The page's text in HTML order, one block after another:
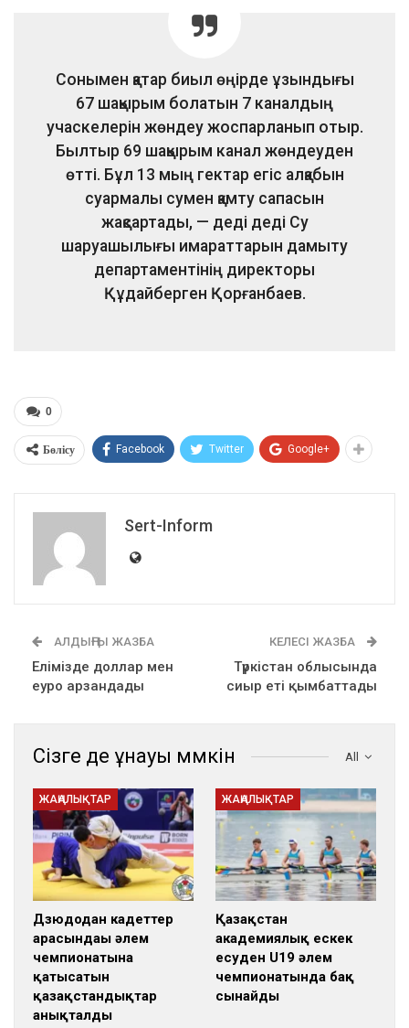
Сонымен қатар биыл өңірде ұзындығы
67 шақырым болатын 7 каналдың
учаскелерін жөндеу жоспарланып отыр.
Былтыр 69 шақырым канал жөндеуден
өтті. Бұл 13 мың гектар егіс алқабын
суармалы сумен қамту сапасын
жақсартады, — деді деді Су
шаруашылығы имараттарын дамыту
департаментінің директоры
Құдайберген Қорғанбаев.
0
Бөлісу Facebook Twitter Google+
Sert-Inform
АЛДЫҢҒЫ ЖАЗБА
Елімізде доллар мен
еуро арзандады
КЕЛЕСІ ЖАЗБА
Түркістан облысында
сиыр еті қымбаттады
All
Сізге де ұнауы мүмкін
ЖАҢАЛЫҚТАР
Дзюдодан кадеттер
арасындағы әлем
чемпионатына
қатысатын
қазақстандықтар
анықталды
ЖАҢАЛЫҚТАР
Қазақстан
академиялық ескек
есуден U19 әлем
чемпионатында бақ
сынайды